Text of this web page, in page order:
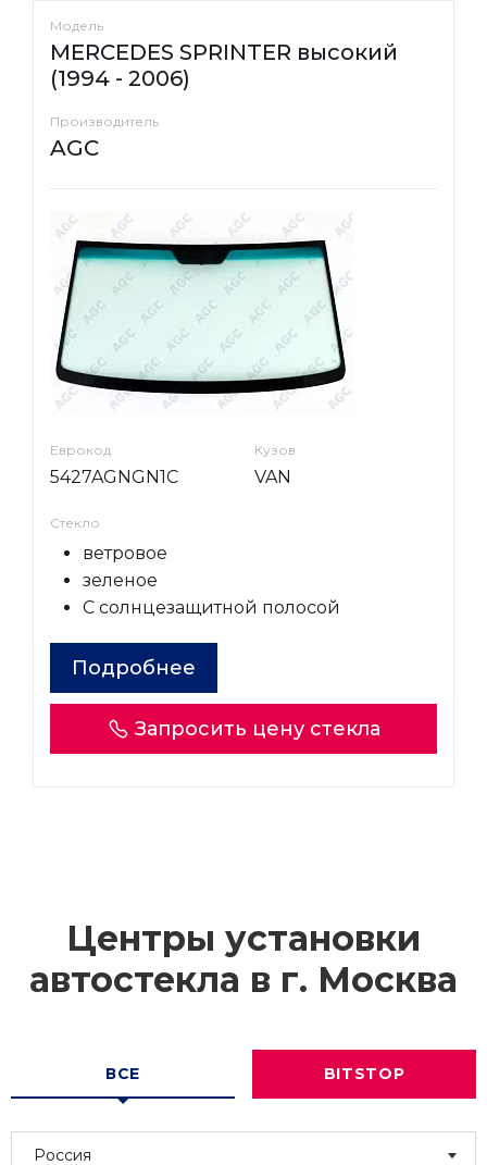
Модель
MERCEDES SPRINTER высокий
(1994 - 2006)
Производитель
AGC
Еврокод
5427AGNGN1C
Кузов
VAN
Стекло
ветровое
зеленое
С солнцезащитной полосой
Подробнее
Запросить цену стекла
Центры установки
автостекла в г. Москва
ВСЕ BITSTOP
Россия